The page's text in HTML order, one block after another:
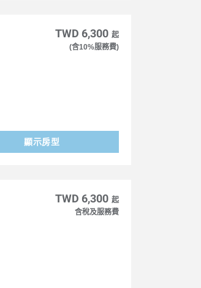
TWD 6,300 起
(含10%服務費)
顯示房型
TWD 6,300 起
含稅及服務費